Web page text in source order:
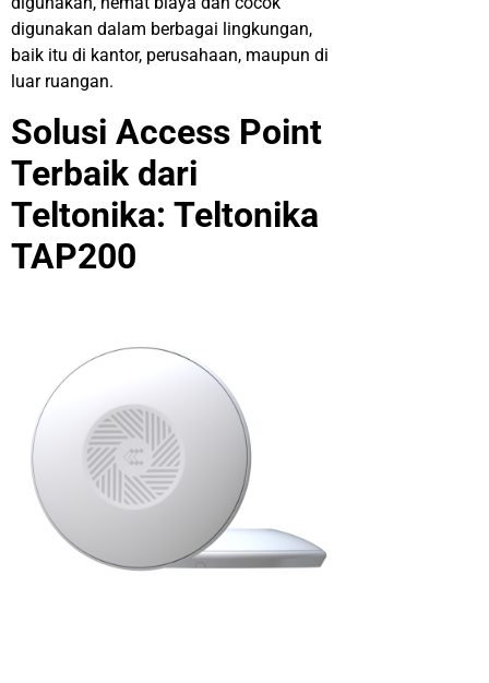
digunakan dalam berbagai lingkungan,
baik itu di kantor, perusahaan, maupun di
luar ruangan.
Solusi Access Point
Terbaik dari
Teltonika: Teltonika
TAP200